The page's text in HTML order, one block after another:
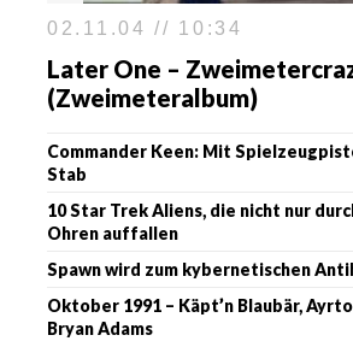
02.11.04 // 10:34
Later One –
(Zweimeteralbum)
Commander Keen: Mit
Stab
10 Star Trek Aliens, die nicht nur
Ohren auffallen
Spawn wird zum kybernetischen
Oktober 1991 – Käpt’n Blaubär,
Bryan Adams